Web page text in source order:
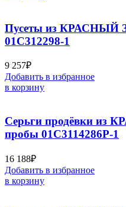
Пусеты из КРАСНЫЙ
01С312298-1
9 257₽
Добавить в избранное
в корзину
Серьги продёвки из
пробы 01С3114286Р-1
16 188₽
Добавить в избранное
в корзину